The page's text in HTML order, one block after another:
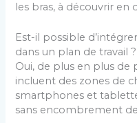
les bras, à découvrir en
Est-il possible
dans un plan de travail ?
Oui, de plus en plus de
incluent des zones de
smartphones et
sans encombrement